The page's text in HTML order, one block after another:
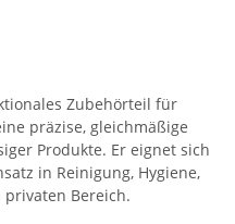
Zubehörteil für
präzise, gleichmäßige
Produkte. Er eignet sich
in Reinigung, Hygiene,
Bereich.